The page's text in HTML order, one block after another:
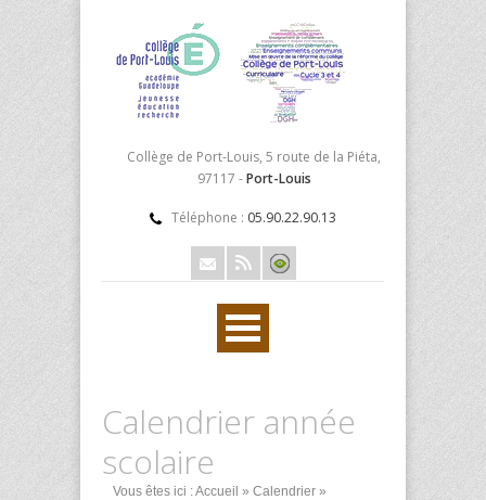
Collège de Port-Louis, 5 route de la Piéta,
97117 -Port-Louis
Téléphone : 05.90.22.90.13
Calendrier année
scolaire
Vous êtes ici :Accueil » Calendrier »